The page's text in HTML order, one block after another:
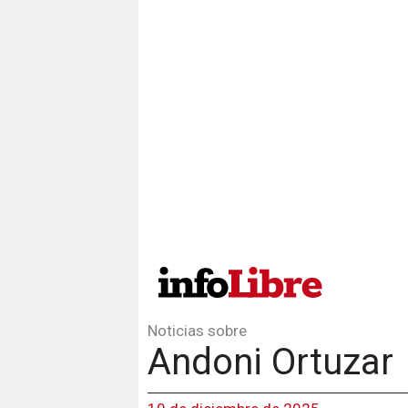
Noticias sobre
Andoni Ortuzar